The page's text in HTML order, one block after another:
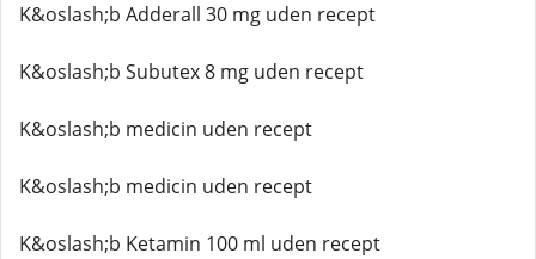
K&oslash;b Adderall 30 mg uden recept
K&oslash;b Subutex 8 mg uden recept
K&oslash;b medicin uden recept
K&oslash;b medicin uden recept
K&oslash;b Ketamin 100 ml uden recept